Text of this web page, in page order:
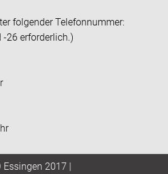
folgender Telefonnummer:
26 erforderlich.)
Essingen 2017 |